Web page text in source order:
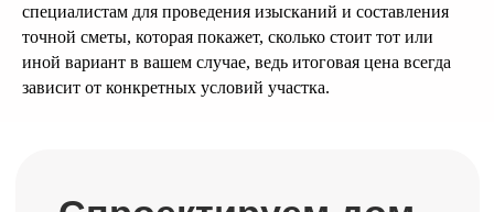
специалистам для проведения изысканий и составления
точной сметы, которая покажет, сколько стоит тот или
иной вариант в вашем случае, ведь итоговая цена всегда
зависит от конкретных условий участка.
Мы предлагаем готовую проектную
документацию, архитектурный и
конструктивный
разделы. Вы экономите деньги и время.